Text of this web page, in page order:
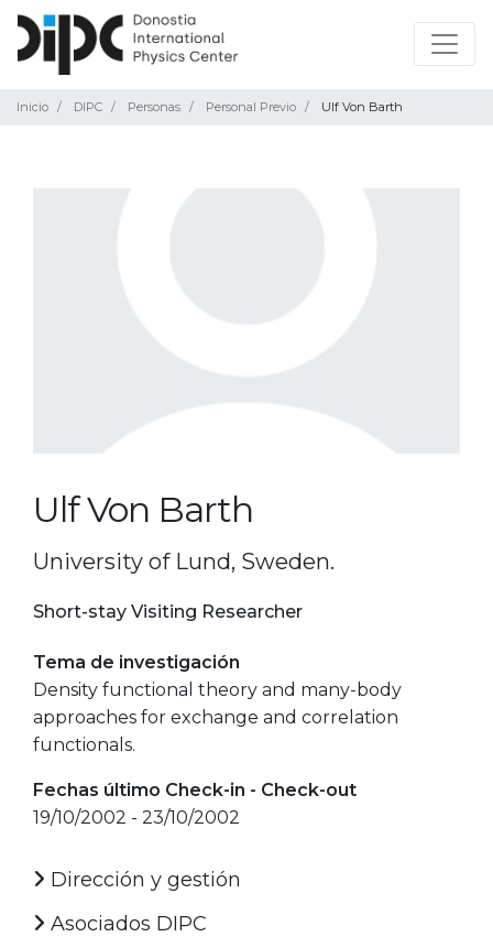
Inicio DIPC Personas Personal Previo Ulf Von Barth
Ulf Von Barth
University of Lund, Sweden.
Short-stay Visiting Researcher
Tema de investigación
Density functional theory and many-body
approaches for exchange and correlation
functionals.
Fechas último Check-in - Check-out
19/10/2002 - 23/10/2002
Dirección y gestión
Asociados DIPC